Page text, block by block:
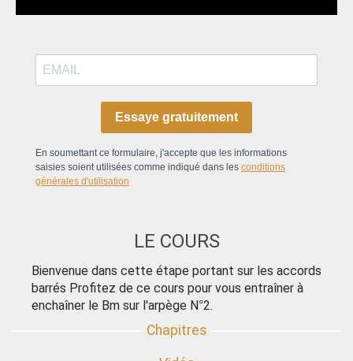
Essaye gratuitement
En soumettant ce formulaire, j'accepte que les informations
saisies soient utilisées comme indiqué dans les conditions
générales d'utilisation
LE COURS
Bienvenue dans cette étape portant sur les accords
barrés Profitez de ce cours pour vous entraîner à
enchaîner le Bm sur l'arpège N°2.